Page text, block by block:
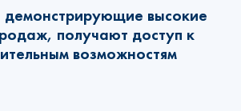
демонстрирующие высокие
получают доступ к
возможностям